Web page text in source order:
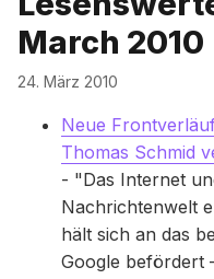
Bitte geben Sie
March 2010
24. März 2010
Neue
Thomas Schmid
- "Das Internet
Nachrichtenwelt
hält sich an das
Google befördert